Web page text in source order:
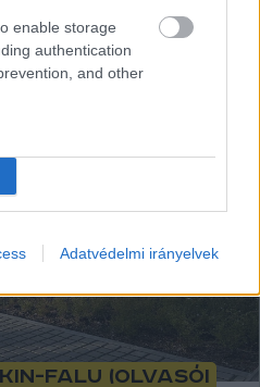
enable storage
authentication
and other
Adatvédelmi irányelvek
falu (olvasói